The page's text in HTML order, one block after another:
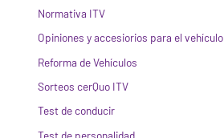
Normativa ITV
Opiniones y accesiorios para el vehículo
Reforma de Vehículos
Sorteos cerQuo ITV
Test de conducir
Test de personalidad